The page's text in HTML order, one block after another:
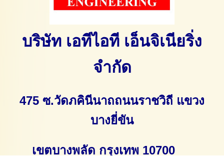
บริษัท เอทีไอที เอ็นจิเนียริ่ง
จำกัด
475 ซ.วัดภคินีนาถถนนราชวิถี แขวง
บางยี่ขัน
เขตบางพลัด กรุงเทพ 10700